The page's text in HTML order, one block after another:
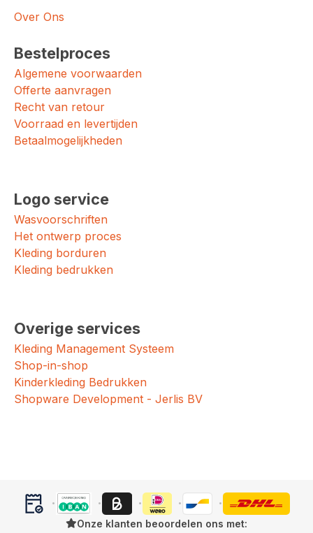
Over Ons
Bestelproces
Algemene voorwaarden
Offerte aanvragen
Recht van retour
Voorraad en levertijden
Betaalmogelijkheden
Logo service
Wasvoorschriften
Het ontwerp proces
Kleding borduren
Kleding bedrukken
Overige services
Kleding Management Systeem
Shop-in-shop
Kinderkleding Bedrukken
Shopware Development - Jerlis BV
Onze klanten beoordelen ons met: